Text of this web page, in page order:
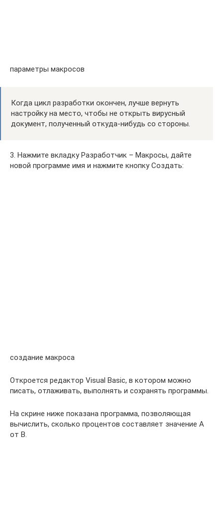
параметры макросов
Когда цикл разработки окончен, лучше вернуть
настройку на место, чтобы не открыть вирусный
документ, полученный откуда-нибудь со стороны.
3. Нажмите вкладку Разработчик – Макросы, дайте
новой программе имя и нажмите кнопку Создать:
создание макроса
Откроется редактор Visual Basic, в котором можно
писать, отлаживать, выполнять и сохранять программы.
На скрине ниже показана программа, позволяющая
вычислить, сколько процентов составляет значение A
от B.